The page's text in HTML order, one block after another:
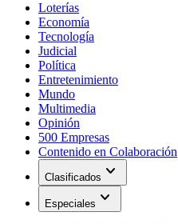
Loterías
Economía
Tecnología
Judicial
Política
Entretenimiento
Mundo
Multimedia
Opinión
500 Empresas
Contenido en Colaboración
Clasificados expand_more
Especiales expand_more